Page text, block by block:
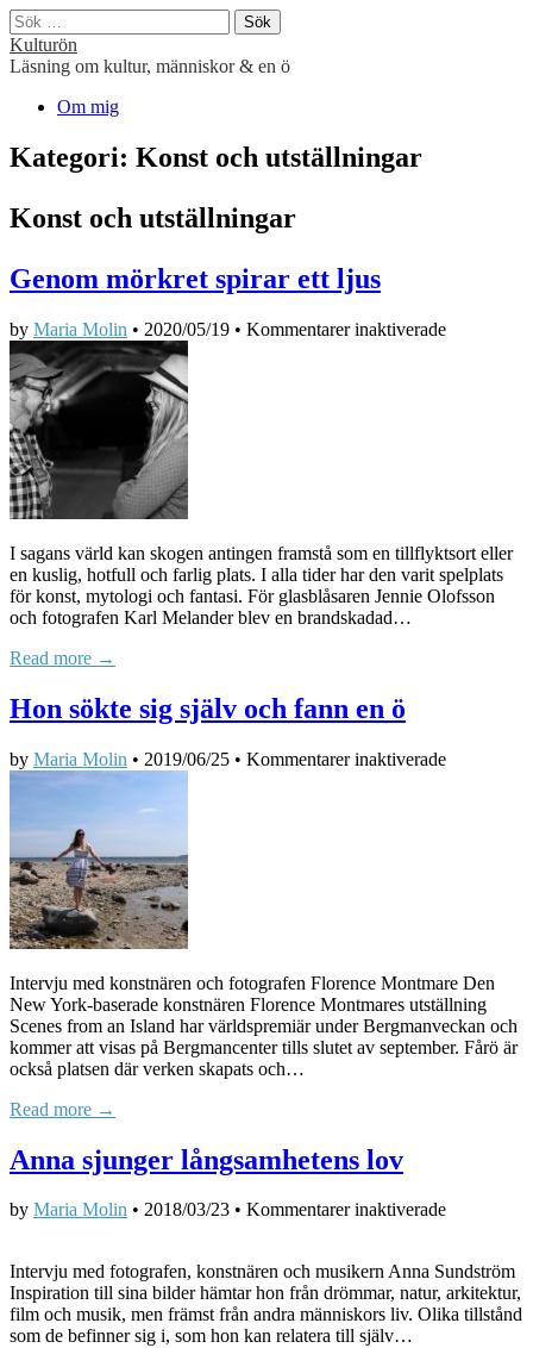
Sök
efter:
Kulturön
Läsning om kultur, människor & en ö
Main
Skip
content
Om mig
Kategori: Konst och utställningar
Konst och utställningar
Genom mörkret spirar ett ljus
by Maria Molin • 2020/05/19 • Kommentarer inaktiveradeför
I sagans värld kan skogen antingen framstå som en tillflyktsort eller
en kuslig, hotfull och farlig plats. I alla tider har den varit spelplats
för konst, mytologi och fantasi. För glasblåsaren Jennie Olofsson
och fotografen Karl Melander blev en brandskadad…
Read more →
Hon sökte sig själv och fann en ö
by Maria Molin • 2019/06/25 • Kommentarer inaktiveradeför
Intervju med konstnären och fotografen Florence Montmare Den
New York-baserade konstnären Florence Montmares utställning
Scenes from an Island har världspremiär under Bergmanveckan och
kommer att visas på Bergmancenter tills slutet av september. Fårö är
också platsen där verken skapats och…
Read more →
Anna sjunger långsamhetens lov
by Maria Molin • 2018/03/23 • Kommentarer inaktiveradeför
lov
Intervju med fotografen, konstnären och musikern Anna Sundström
Inspiration till sina bilder hämtar hon från drömmar, natur, arkitektur,
film och musik, men främst från andra människors liv. Olika tillstånd
som de befinner sig i, som hon kan relatera till själv…